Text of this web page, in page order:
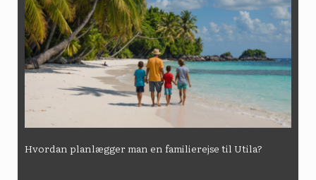
Hvordan planlægger man en familierejse til Utila?